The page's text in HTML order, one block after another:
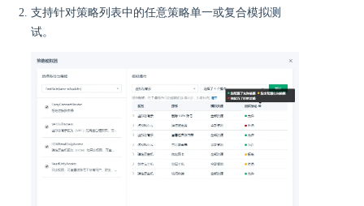
支持针对策略列表中的任意策略单一或复合模拟测
试。